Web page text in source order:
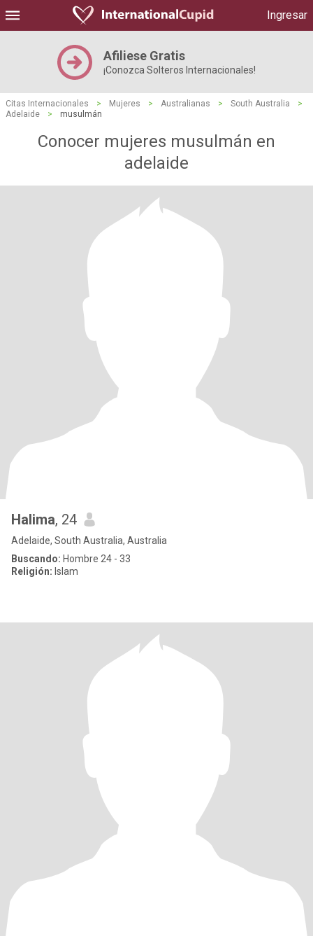
Ingresar
Afiliese Gratis
¡Conozca Solteros Internacionales!
Citas Internacionales > Mujeres > Australianas > South Australia
>
Adelaide
> musulmán
Conocer mujeres musulmán en
adelaide
Halima, 24
Adelaide, South Australia, Australia
Buscando: Hombre 24 - 33
Religión: Islam